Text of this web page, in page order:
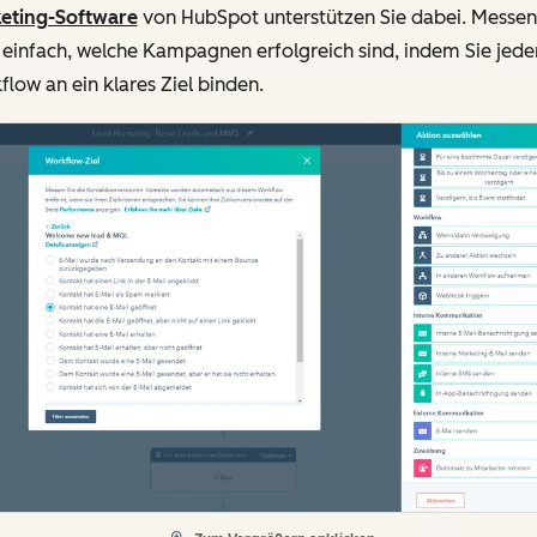
Softwarevon HubSpot unterstützen Sie dabei.
welche Kampagnen erfolgreich sind, indem Sie
an ein klares Ziel binden.